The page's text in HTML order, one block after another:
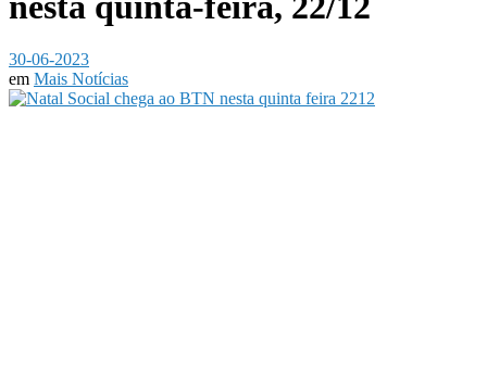
30-06-2023
em Mais Notícias